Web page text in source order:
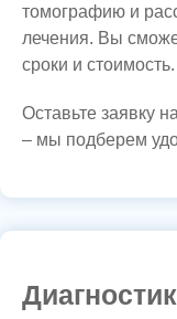
томографию и
лечения. Вы
сроки и стоимость.
Оставьте заявку
– мы подберем